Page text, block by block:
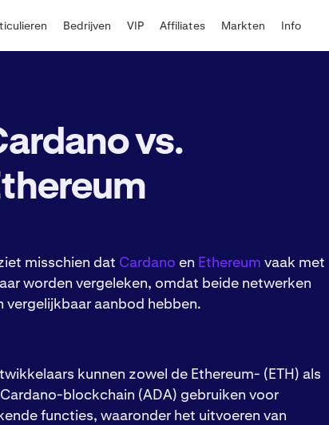
Bedrijven VIP Affiliates Markten Info
vs.
misschien dat Cardano en Ethereum vaak met
worden vergeleken, omdat beide netwerken
vergelijkbaar aanbod hebben.
kunnen zowel de Ethereum- (ETH) als
blockchain (ADA) gebruiken voor
functies, waaronder het uitvoeren van